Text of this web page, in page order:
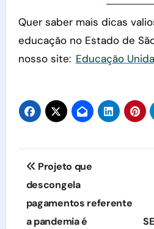
Quer saber mais dicas
educação no Estado de
nosso site: Educação
Navegação
de
Post
Projeto que
descongela
pagamentos referente
a pandemia é